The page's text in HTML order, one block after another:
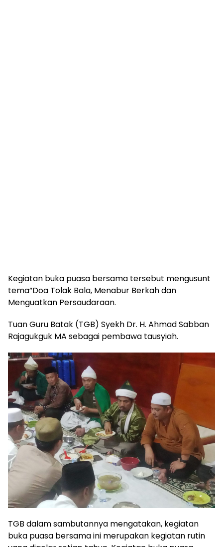
Kegiatan buka puasa bersama tersebut mengusunt
tema”Doa Tolak Bala, Menabur Berkah dan
Menguatkan Persaudaraan.
Tuan Guru Batak (TGB) Syekh Dr. H. Ahmad Sabban
Rajagukguk MA sebagai pembawa tausyiah.
TGB dalam sambutannya mengatakan, kegiatan
buka puasa bersama ini merupakan kegiatan rutin